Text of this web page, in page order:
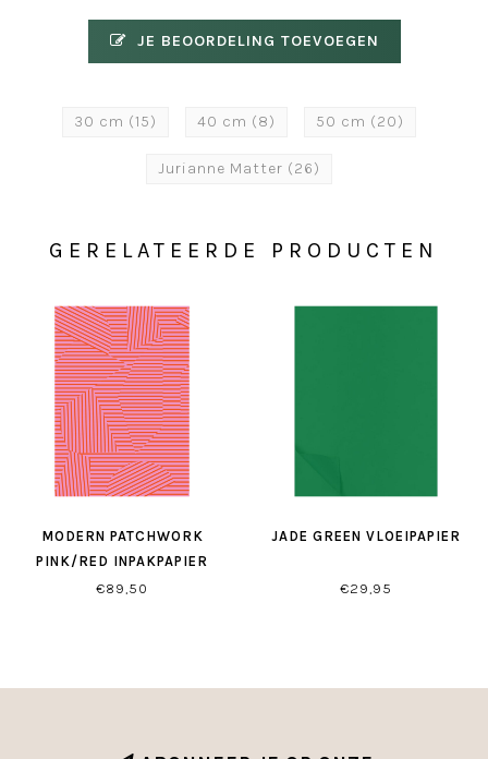
JE BEOORDELING TOEVOEGEN
30 cm (15) 40 cm (8) 50 cm (20)
Jurianne Matter (26)
GERELATEERDE PRODUCTEN
MODERN PATCHWORK
PINK/RED INPAKPAPIER
€89,50
JADE GREEN VLOEIPAPIER
€29,95